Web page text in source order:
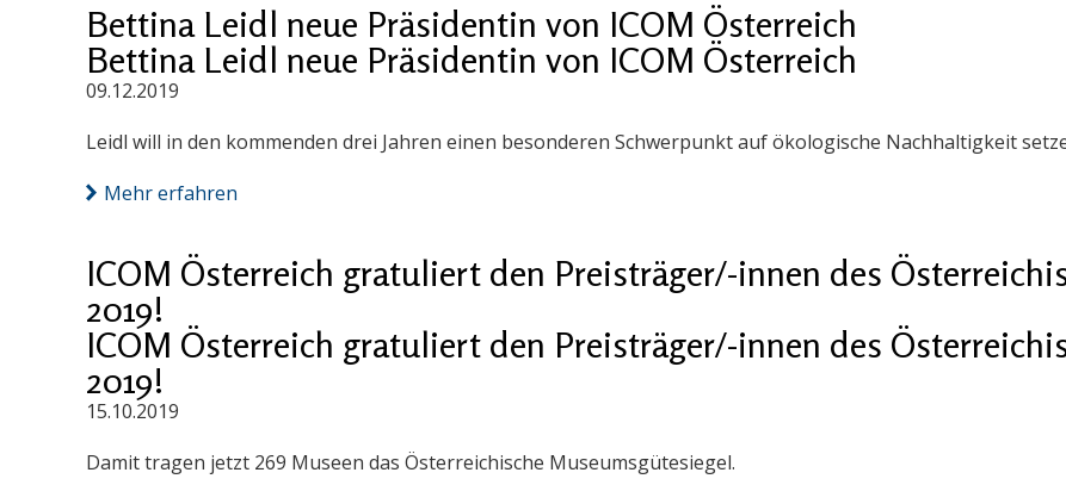
Bettina Leidl neue Präsidentin von ICOM Österreich
Bettina Leidl neue Präsidentin von ICOM Österreich
09.12.2019
Leidl will in den kommenden drei Jahren einen besonderen Schwerpunkt auf ökologische Nachhaltigkeit
Mehr erfahren
ICOM Österreich gratuliert den Preisträger/-innen des
2019!
ICOM Österreich gratuliert den Preisträger/-innen des
2019!
15.10.2019
Damit tragen jetzt 269 Museen das Österreichische Museumsgütesiegel.